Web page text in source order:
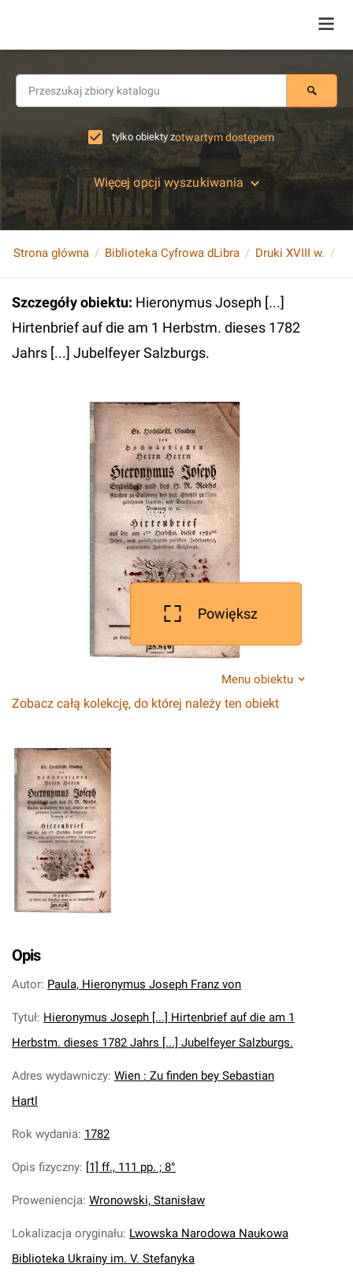
tylko obiekty zotwartym dostępem
Więcej opcji wyszukiwania
Strona główna Biblioteka Cyfrowa dLibra Druki XVIII w.
Szczegóły obiektu: Hieronymus Joseph [...]
Hirtenbrief auf die am 1 Herbstm. dieses 1782
Jahrs [...] Jubelfeyer Salzburgs.
Powiększ
Menu obiektu
Zobacz całą kolekcję, do której należy ten obiekt
Opis
Autor: Paula, Hieronymus Joseph Franz von
Tytuł: Hieronymus Joseph [...] Hirtenbrief auf die am 1
Herbstm. dieses 1782 Jahrs [...] Jubelfeyer Salzburgs.
Adres wydawniczy: Wien : Zu finden bey Sebastian
Hartl
Rok wydania: 1782
Opis fizyczny: [1] ff., 111 pp. ; 8°
Proweniencja: Wronowski, Stanisław
Lokalizacja oryginału: Lwowska Narodowa Naukowa
Biblioteka Ukrainy im. V. Stefanyka